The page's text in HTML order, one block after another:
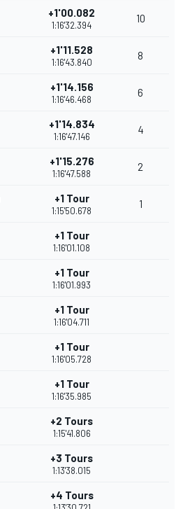
+1'00.082
1:16'32.394
10
+1'11.528
1:16'43.840
8
+1'14.156
1:16'46.468
6
+1'14.834
1:16'47.146
4
+1'15.276
1:16'47.588
2
+1 Tour
1:15'50.678
1
+1 Tour
1:16'01.108
+1 Tour
1:16'01.993
+1 Tour
1:16'04.711
+1 Tour
1:16'05.728
+1 Tour
1:16'35.985
+2 Tours
1:15'41.806
+3 Tours
1:13'38.015
+4 Tours